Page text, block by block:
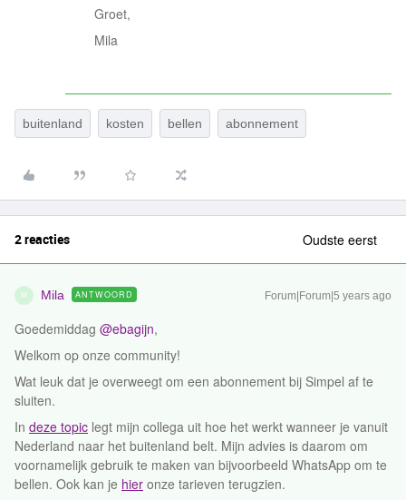
Groet,
Mila
buitenland kosten bellen abonnement
2 reacties Oudste eerst
M Mila ANTWOORD Forum|Forum|5 years ago
Goedemiddag @ebagijn,
Welkom op onze community!
Wat leuk dat je overweegt om een abonnement bij Simpel af te
sluiten.
In deze topic legt mijn collega uit hoe het werkt wanneer je vanuit
Nederland naar het buitenland belt. Mijn advies is daarom om
voornamelijk gebruik te maken van bijvoorbeeld WhatsApp om te
bellen. Ook kan je hier onze tarieven terugzien.